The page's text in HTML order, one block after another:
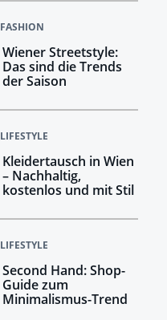
FASHION
Wiener Streetstyle:
Das sind die Trends
der Saison
LIFESTYLE
Kleidertausch in Wien
– Nachhaltig,
kostenlos und mit Stil
LIFESTYLE
Second Hand: Shop-
Guide zum
Minimalismus-Trend